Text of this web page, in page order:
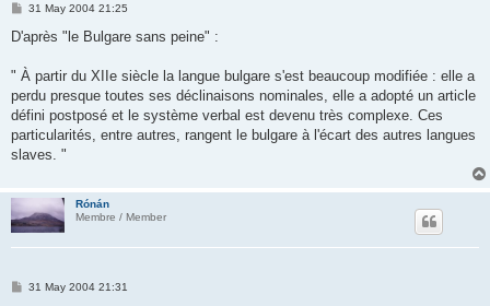
P
s
31 May 2004 21:25
D'après "le Bulgare sans peine" :
" À partir du XIIe siècle la langue bulgare s'est beaucoup modifiée : elle a
perdu presque toutes ses déclinaisons nominales, elle a adopté un article
défini postposé et le système verbal est devenu très complexe. Ces
particularités, entre autres, rangent le bulgare à l'écart des autres langues
slaves. "
Rónán
Membre / Member
P31 May 2004 21:31